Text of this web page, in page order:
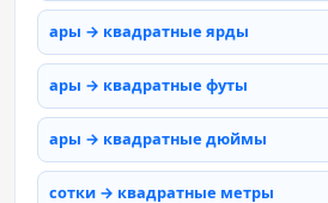
ары → квадратные ярды
ары → квадратные футы
ары → квадратные дюймы
сотки → квадратные метры